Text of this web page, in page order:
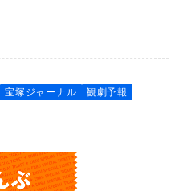
宝塚ジャーナル 観劇予報